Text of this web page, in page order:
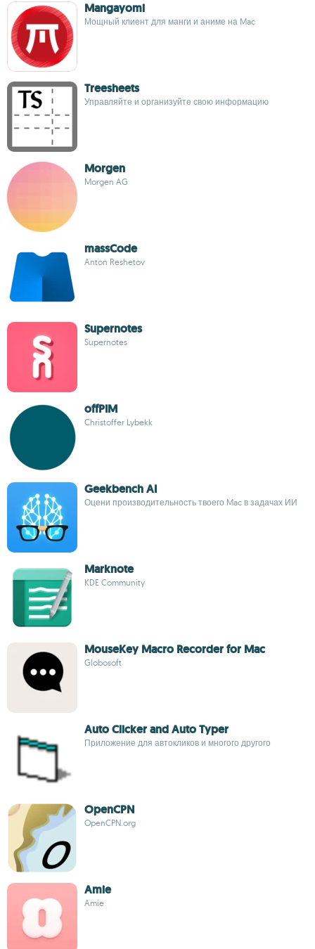
Mangayomi
Мощный клиент для манги и аниме на Mac
Treesheets
Управляйте и организуйте свою информацию
Morgen
Morgen AG
massCode
Anton Reshetov
Supernotes
Supernotes
offPIM
Christoffer Lybekk
Geekbench AI
Оцени производительность твоего Mac в задачах ИИ
Marknote
KDE Community
MouseKey Macro Recorder for Mac
Globosoft
Auto Clicker and Auto Typer
Приложение для автокликов и многого другого
OpenCPN
OpenCPN.org
Amie
Amie